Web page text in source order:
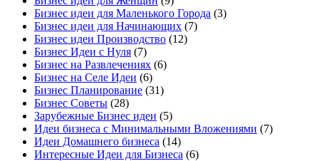
Бизнес идеи для Маленького Города (3)
Бизнес идеи для Начинающих (7)
Бизнес идеи Производство (12)
Бизнес Идеи с Нуля (7)
Бизнес на Развлечениях (6)
Бизнес на Селе Идеи (6)
Бизнес Планирование (31)
Бизнес Советы (28)
Зарубежные Бизнес идеи (5)
Идеи бизнеса с Минимальными Вложениями (7)
Идеи Домашнего бизнеса (14)
Интересные Идеи для Бизнеса (6)